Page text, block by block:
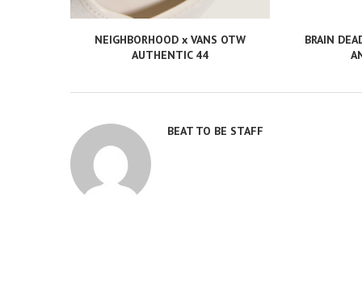
NEIGHBORHOOD x VANS OTW
AUTHENTIC 44
BRAIN
BEAT TO BE STAFF